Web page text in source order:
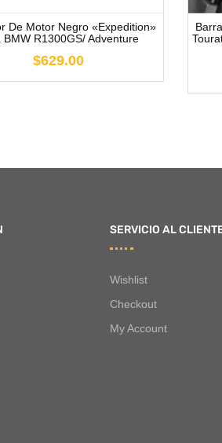
De Motor Negro «Expedition»
BMW R1300GS/ Adventure
$629.00
SERVICIO AL
Wishlist
Checkout
My Account